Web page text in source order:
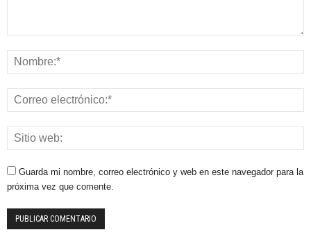
Guarda mi nombre, correo electrónico y web en este navegador para la
próxima vez que comente.